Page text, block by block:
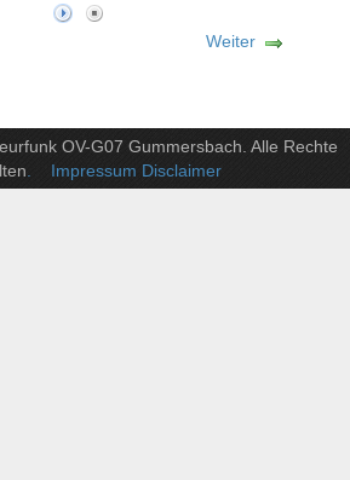
Weiter
OV-G07 Gummersbach. Alle Rechte
. Impressum Disclaimer